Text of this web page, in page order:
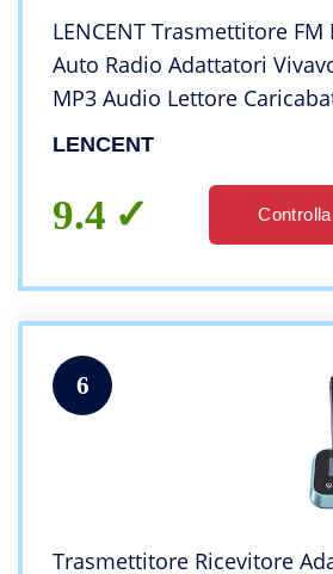
LENCENT Trasmettitore
Auto Radio Adattatori
MP3 Audio Lettore
2 Porte USB (5V/2.4A & 1A)
LENCENT
9.4
6
Trasmettitore Ricevitore